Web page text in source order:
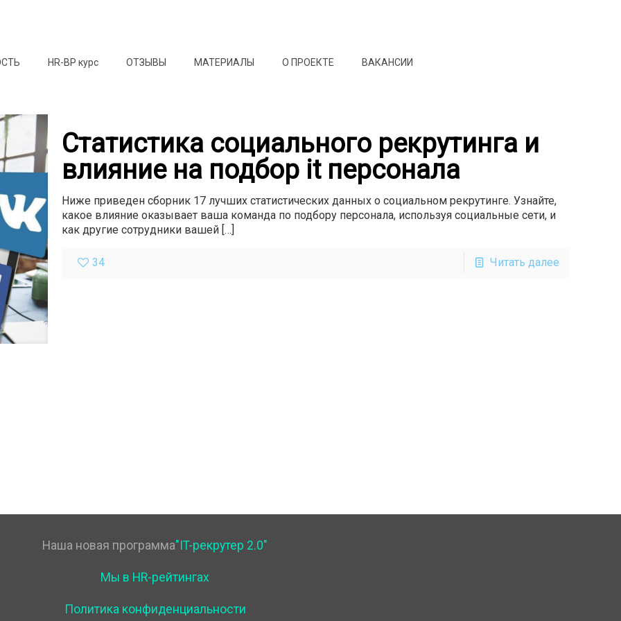
HR-BP курс ОТЗЫВЫ МАТЕРИАЛЫ О ПРОЕКТЕ ВАКАНСИИ
Статистика социального рекрутинга и
влияние на подбор it персонала
Ниже приведен сборник 17 лучших статистических данных о социальном рекрутинге. Узнайте,
какое влияние оказывает ваша команда по подбору персонала, используя социальные сети, и
как другие сотрудники вашей[…]
34 Читать далее
Наша новая программа"IT-рекрутер 2.0"
Мы в HR-рейтингах
Политика конфиденциальности